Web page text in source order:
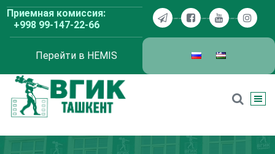
Перейти
содержимому
Приемная комиссия:
+998 99-147-22-66
Перейти в HEMIS